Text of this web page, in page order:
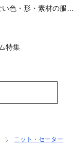
色・形・素材の服を
特集
ニット・セーター